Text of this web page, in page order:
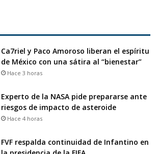
Ca7riel y Paco Amoroso liberan el espíritu
de México con una sátira al “bienestar”
Hace 3 horas
Experto de la NASA pide prepararse ante
riesgos de impacto de asteroide
Hace 4 horas
FVF respalda continuidad de Infantino en